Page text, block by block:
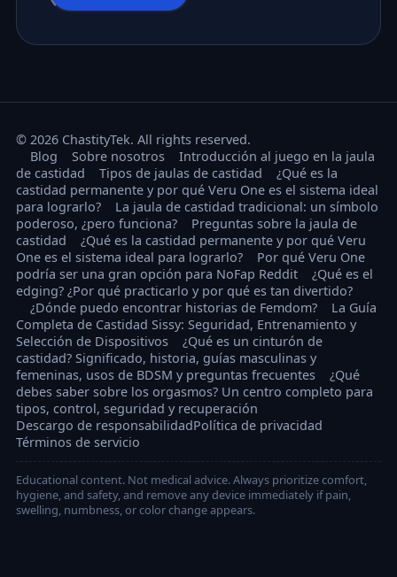
© 2026 ChastityTek. All rights reserved.
Blog
Sobre nosotros
Introducción al juego en la jaula
de castidad
Tipos de jaulas de castidad
¿Qué es la
castidad permanente y por qué Veru One es el sistema ideal
para lograrlo?
La jaula de castidad tradicional: un símbolo
poderoso, ¿pero funciona?
Preguntas sobre la jaula de
castidad
¿Qué es la castidad permanente y por qué Veru
One es el sistema ideal para lograrlo?
Por qué Veru One
podría ser una gran opción para NoFap Reddit
¿Qué es el
edging? ¿Por qué practicarlo y por qué es tan divertido?
¿Dónde puedo encontrar historias de Femdom?
La Guía
Completa de Castidad Sissy: Seguridad, Entrenamiento y
Selección de Dispositivos
¿Qué es un cinturón de
castidad? Significado, historia, guías masculinas y
femeninas, usos de BDSM y preguntas frecuentes
¿Qué
debes saber sobre los orgasmos? Un centro completo para
tipos, control, seguridad y recuperación
Descargo de responsabilidadPolítica de privacidad
Términos de servicio
Educational content. Not medical advice. Always prioritize comfort,
hygiene, and safety, and remove any device immediately if pain,
swelling, numbness, or color change appears.